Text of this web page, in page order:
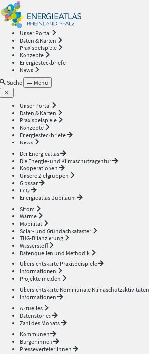
Unser Portal
Daten & Karten
Praxisbeispiele
Konzepte
Energiesteckbriefe
News
Suche
Menü
Unser Portal
Daten & Karten
Praxisbeispiele
Konzepte
Energiesteckbriefe
News
Der Energieatlas
Die Energie- und Klimaschutzagentur
Kooperationen
Unsere Zielgruppen
Glossar
FAQ
Energieatlas-Jubiläum
Strom
Wärme
Mobilität
Solar- und Gründachkataster
THG-Bilanzierung
Wasserstoff
Datenquellen und Methodik
Übersichtskarte Praxisbeispiele
Informationen
Projekte melden
Übersichtskarte Kommunale Klimaschutzaktivitäten
Informationen
Aktuelles
Datenstories
Zahl des Monats
Kommunen
Bürger:innen
Presseverteter:innen